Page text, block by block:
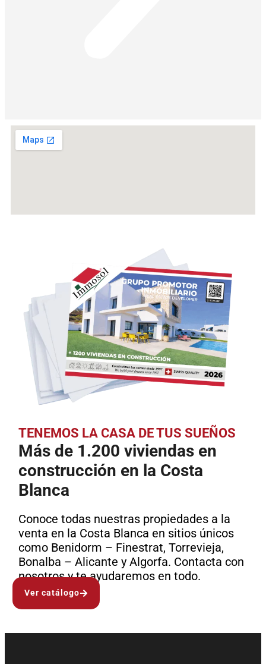
TENEMOS LA CASA DE TUS SUEÑOS
Más de 1.200 viviendas en
construcción en la Costa
Blanca
Conoce todas nuestras propiedades a la
venta en la Costa Blanca en sitios únicos
como Benidorm – Finestrat, Torrevieja,
Bonalba – Alicante y Algorfa. Contacta con
nosotros y te ayudaremos en todo.
Ver catálogo